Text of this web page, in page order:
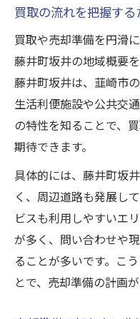
地元のイベン
影響
買取時に注目
安心して売却
藤井町坂井周辺で
買取を有利に
ス
売却準備に欠
度
周辺施設の利
藤井町坂井の
影響
生活環境が買
特産品や名物紹介
買取の流れを把握す
買取や売却準備を円滑
藤井町坂井の地域概要
藤井町坂井は、韮崎市
生活利便施設や公共交
の特性を知ることで、
期待できます。
具体的には、藤井町坂
く、周辺道路も発展し
ビスも利用しやすいエ
が多く、問い合わせや
ることが多いです。こ
とで、売却準備の計画